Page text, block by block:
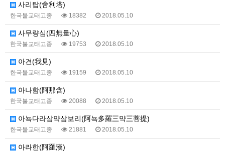
사리탑(舍利塔)
한국불교태고종 18382 2018.05.10
사무량심(四無量心)
한국불교태고종 19753 2018.05.10
아견(我見)
한국불교태고종 19159 2018.05.10
아나함(阿那含)
한국불교태고종 20088 2018.05.10
아뇩다라삼먁삼보리(阿뇩多羅三먁三菩提)
한국불교태고종 21881 2018.05.10
아라한(阿羅漢)